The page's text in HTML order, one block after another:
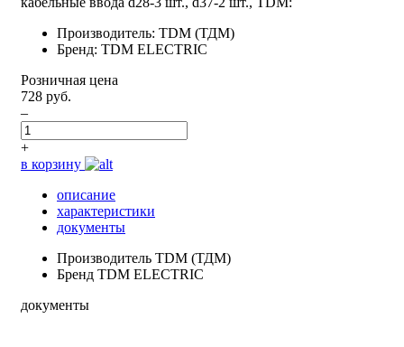
Производитель: TDM (ТДМ)
Бренд: TDM ELECTRIC
Розничная цена
728 руб.
–
+
в корзину
описание
характеристики
документы
Производитель TDM (ТДМ)
Бренд TDM ELECTRIC
документы